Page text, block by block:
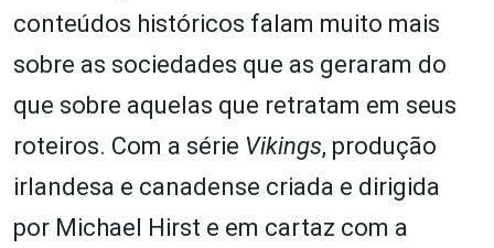
conteúdos históricos falam muito mais
sobre as sociedades que as geraram do
que sobre aquelas que retratam em seus
roteiros. Com a série Vikings, produção
irlandesa e canadense criada e dirigida
por Michael Hirst e em cartaz com a